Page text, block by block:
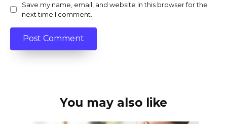
Save my name, email, and website in this browser for the
next time I comment.
You may also like